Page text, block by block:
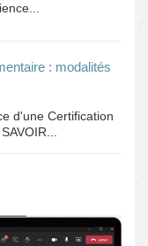
: modalités
d'une Certification